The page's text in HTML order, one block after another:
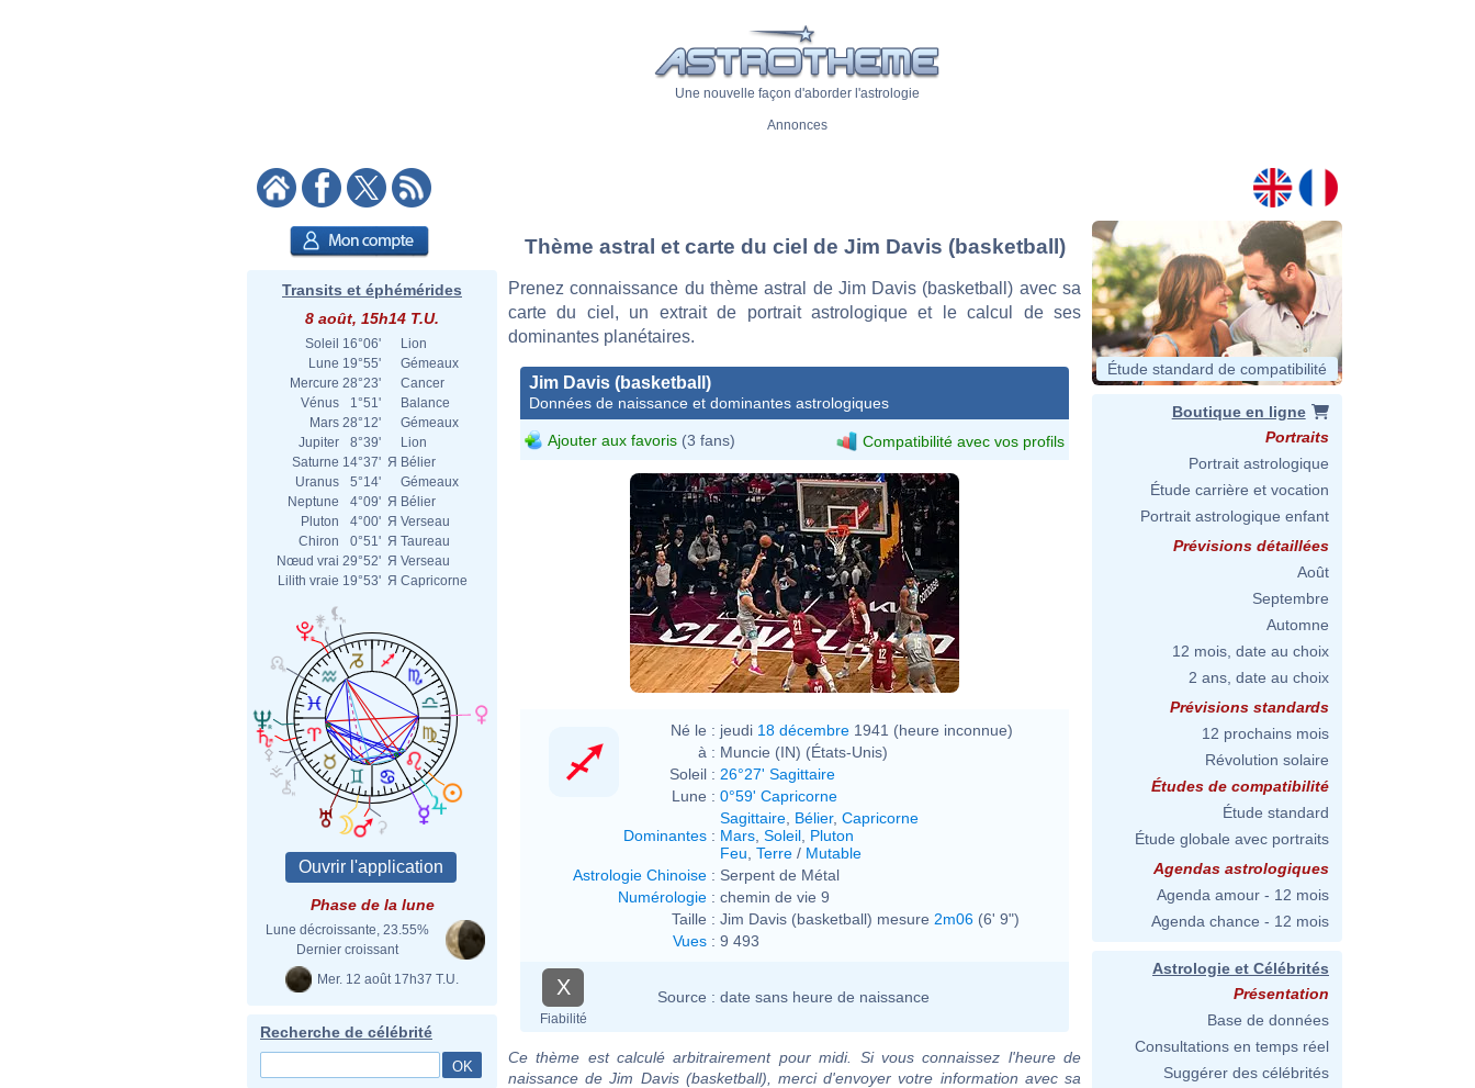
Une nouvelle façon d'aborder l'astrologie
Annonces
Transits et éphémérides
8 août, 15h14 T.U.
Soleil 16°06'
Lion
Lune 19°55'
Gémeaux
Mercure 28°23'
Cancer
Vénus
1°51'
Balance
Mars 28°12'
Gémeaux
Jupiter
8°39'
Lion
Saturne 14°37' Я Bélier
Uranus
5°14'
Gémeaux
Neptune
4°09' Я Bélier
Pluton
4°00' Я Verseau
Chiron
0°51' Я Taureau
Nœud vrai 29°52' Я Verseau
Lilith vraie 19°53' Я Capricorne
Phase de la lune
Lune décroissante, 23.55%
Dernier croissant
Mer. 12 août 17h37 T.U.
Recherche de célébrité
Thème astral et carte du ciel de Jim Davis (basketball)
Prenez connaissance du thème astral de Jim Davis (basketball) avec sa
carte du ciel, un extrait de portrait astrologique et le calcul de ses
dominantes planétaires.
Jim Davis (basketball)
Données de naissance et dominantes astrologiques
Ajouter aux favoris (3 fans) Compatibilité avec vos profils
Né le : jeudi 18 décembre 1941 (heure inconnue)
à : Muncie (IN) (États-Unis)
Soleil : 26°27' Sagittaire
Lune : 0°59' Capricorne
Dominantes :
Sagittaire Bélier, Capricorne
Mars Soleil Pluton
Feu Terre / Mutable
Astrologie Chinoise : Serpent de Métal
Numérologie : chemin de vie 9
Taille : Jim Davis (basketball) mesure 2m06 (6' 9")
Vues : 9 493
X
Fiabilité
Source : date sans heure de naissance
Ce thème est calculé arbitrairement pour midi. Si vous connaissez l'heure de
naissance de Jim Davis (basketball), merci d'envoyer votre information avec sa
Étude standard de compatibilité
Boutique en ligne
Portraits
Portrait astrologique
Étude carrière et vocation
Portrait astrologique enfant
Prévisions détaillées
Août
Septembre
Automne
12 mois, date au choix
2 ans, date au choix
Prévisions standards
12 prochains mois
Révolution solaire
Études de compatibilité
Étude standard
Étude globale avec portraits
Agendas astrologiques
Agenda amour - 12 mois
Agenda chance - 12 mois
Astrologie et Célébrités
Présentation
Base de données
Consultations en temps réel
Suggérer des célébrités